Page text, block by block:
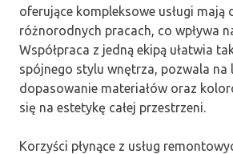
oferujące kompleksowe usługi mają
różnorodnych pracach, co wpływa
Współpraca z jedną ekipą ułatwia
spójnego stylu wnętrza, pozwala na
dopasowanie materiałów oraz
się na estetykę całej przestrzeni.
Korzyści płynące z usług